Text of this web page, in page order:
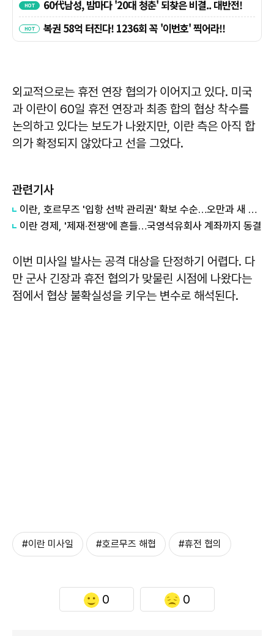
외교적으로는 휴전 연장 협의가 이어지고 있다. 미국
과 이란이 60일 휴전 연장과 최종 합의 협상 착수를
논의하고 있다는 보도가 나왔지만, 이란 측은 아직 합
의가 확정되지 않았다고 선을 그었다.
관련기사
이란, 호르무즈 '입항 선박 관리권' 확보 수순…오만과 새 항로 합의
이란 경제, '제재·전쟁'에 흔들…국영석유회사 계좌까지 동결
이번 미사일 발사는 공격 대상을 단정하기 어렵다. 다
만 군사 긴장과 휴전 협의가 맞물린 시점에 나왔다는
점에서 협상 불확실성을 키우는 변수로 해석된다.
#이란 미사일 #호르무즈 해협 #휴전 협의
0 0